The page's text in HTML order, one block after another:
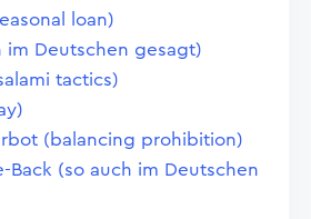
loan)
im Deutschen gesagt)
tactics)
(balancing prohibition)
Back (so auch im Deutschen